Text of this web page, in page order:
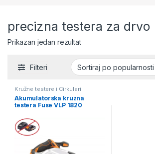
precizna testera za drvo
Prikazan jedan rezultat
Filteri
Kružne testere i Cirkulari
Akumulatorska kruzna
testera Fuse VLP 1820